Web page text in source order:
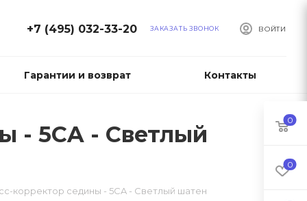
ВОЙТИ
+7 (495) 032-33-20 ЗАКАЗАТЬ ЗВОНОК
Гарантии и возврат Контакты
- 5CA - Светлый
корректор седины - 5CA - Светлый шатен
0
0